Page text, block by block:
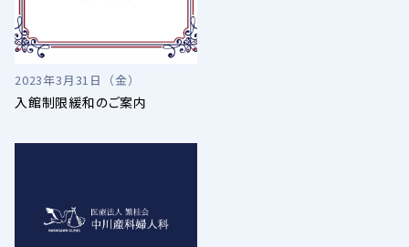
2023年3月31日（金）
入館制限緩和のご案内